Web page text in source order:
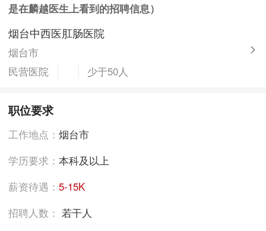
是在麟越医生上看到的招聘信息）
烟台中西医肛肠医院
烟台市
民营医院
少于50人
职位要求
工作地点：烟台市
学历要求：本科及以上
薪资待遇：5-15K
招聘人数：若干人